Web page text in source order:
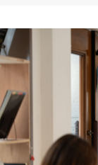
概要
全2枚のうち、1枚